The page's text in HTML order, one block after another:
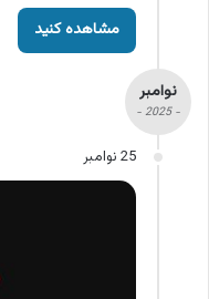
مشاهده کنید
نوامبر
- 2025 -
25 نوامبر